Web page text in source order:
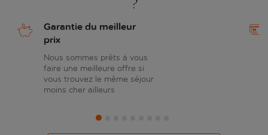
Garantie du meilleur
prix
Nous sommes prêts à vous
faire une meilleure offre si
vous trouvez le même séjour
moins cher ailleurs